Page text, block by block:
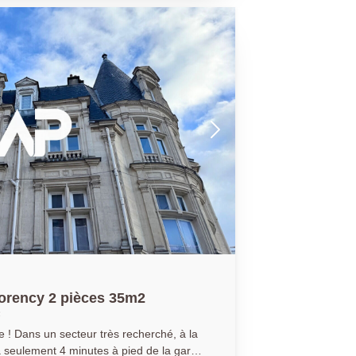
offre un cadre fonctionnel et
de trois belles chambres avec
avec sa salle d'eau privative,
et des toilettes indépendantes. Un
sous-sol parachèvent notre visite. Un
prestations de qualité, luminosité et
2 pièces 35m2
à la
4 minutes à pied de la gare